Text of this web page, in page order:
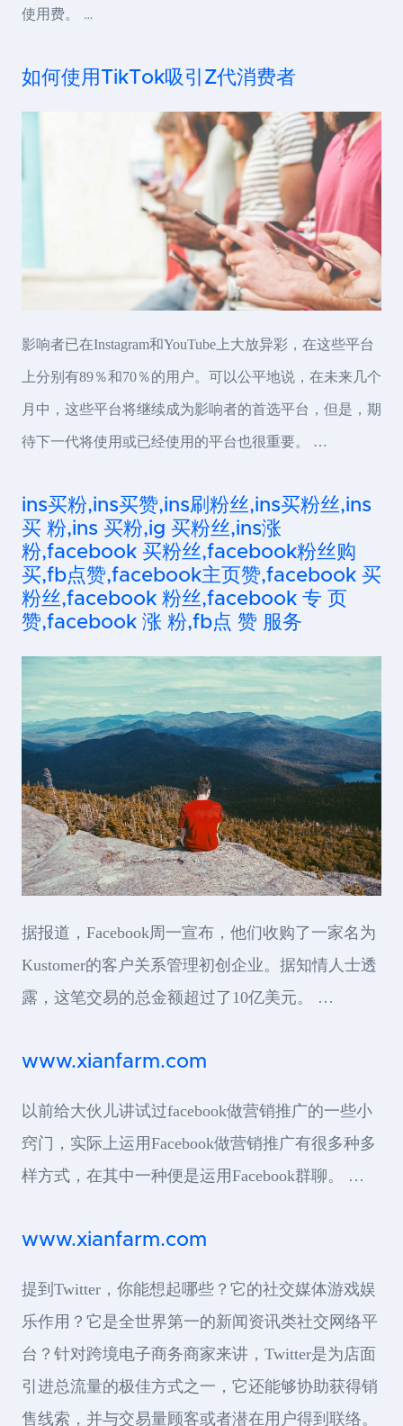
使用费。 …
如何使用TikTok吸引Z代消费者
影响者已在Instagram和YouTube上大放异彩，在这些平台
上分别有89％和70％的用户。可以公平地说，在未来几个
月中，这些平台将继续成为影响者的首选平台，但是，期
待下一代将使用或已经使用的平台也很重要。 …
ins买粉,ins买赞,ins刷粉丝,ins买粉丝,ins
买 粉,ins 买粉,ig 买粉丝,ins涨
粉,facebook 买粉丝,facebook粉丝购
买,fb点赞,facebook主页赞,facebook 买
粉丝,facebook 粉丝,facebook 专 页
赞,facebook 涨 粉,fb点 赞 服务
据报道，Facebook周一宣布，他们收购了一家名为
Kustomer的客户关系管理初创企业。据知情人士透
露，这笔交易的总金额超过了10亿美元。 …
www.xianfarm.com
以前给大伙儿讲试过facebook做营销推广的一些小
窍门，实际上运用Facebook做营销推广有很多种多
样方式，在其中一种便是运用Facebook群聊。 …
www.xianfarm.com
提到Twitter，你能想起哪些？它的社交媒体游戏娱
乐作用？它是全世界第一的新闻资讯类社交网络平
台？针对跨境电子商务商家来讲，Twitter是为店面
引进总流量的极佳方式之一，它还能够协助获得销
售线索，并与交易量顾客或者潜在用户得到联络。